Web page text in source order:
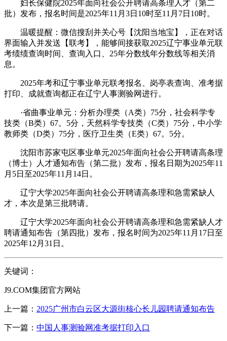
妇长保健院2025年面向社会公开聘请高条理人才（第二
批）发布，报名时间是2025年11月3日10时至11月7日10时。
温暖提醒：微信搜刮并关心号【沈阳当地宝】，正在对话
界面输入并发送【联考】，能够间接获取2025辽宁事业单元联
考绩绩查询时间、查询入口、25年分数线年分数线等相关消
息。
2025年考和辽宁事业单元联考报名、岗亭表查询、准考据
打印、成就查询都正在辽宁人事测验网进行。
·省曲事业单元：分析办理类（A类）75分，社会科学专
技类（B类）67。5分，天然科学专技类（C类）75分，中小学
教师类（D类）75分，医疗卫生类（E类）67。5分。
沈阳市苏家屯区事业单元2025年面向社会公开聘请高条理
（博士）人才通知布告（第二批）发布，报名日期为2025年11
月5日至2025年11月14日。
辽宁大学2025年面向社会公开聘请高条理和急需紧缺人
才，本次是第三批聘请。
辽宁大学2025年面向社会公开聘请高条理和急需紧缺人才
聘请通知布告（第四批）发布，报名时间为2025年11月17日至
2025年12月31日。
关键词：
J9.COM集团官方网站
上一篇： 2025广州市白云区大源街核心长儿园聘请通知布告
下一篇： 中国人事测验网准考据打印入口